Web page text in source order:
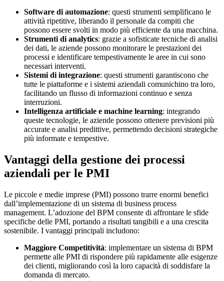
Software di automazione: questi strumenti semplificano le
attività ripetitive, liberando il personale da compiti che
possono essere svolti in modo più efficiente da una macchina.
Strumenti di analytics: grazie a sofisticate tecniche di analisi
dei dati, le aziende possono monitorare le prestazioni dei
processi e identificare tempestivamente le aree in cui sono
necessari interventi.
Sistemi di integrazione: questi strumenti garantiscono che
tutte le piattaforme e i sistemi aziendali comunichino tra loro,
facilitando un flusso di informazioni continuo e senza
interruzioni.
Intelligenza artificiale e machine learning: integrando
queste tecnologie, le aziende possono ottenere previsioni più
accurate e analisi predittive, permettendo decisioni strategiche
più informate e tempestive.
Vantaggi della gestione dei processi
aziendali per le PMI
Le piccole e medie imprese (PMI) possono trarre enormi benefici
dall’implementazione di un sistema di business process
management. L’adozione del BPM consente di affrontare le sfide
specifiche delle PMI, portando a risultati tangibili e a una crescita
sostenibile. I vantaggi principali includono:
Maggiore Competitività: implementare un sistema di BPM
permette alle PMI di rispondere più rapidamente alle esigenze
dei clienti, migliorando così la loro capacità di soddisfare la
domanda di mercato.